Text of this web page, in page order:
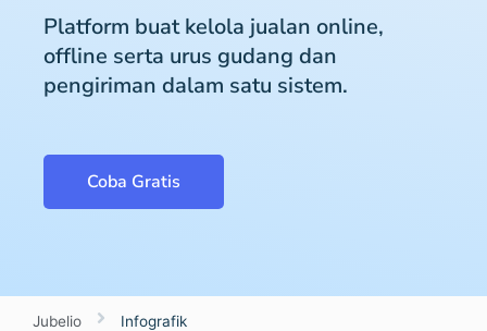
Platform buat kelola jualan online,
offline serta urus gudang dan
pengiriman dalam satu sistem.
Coba Gratis
Jubelio Infografik